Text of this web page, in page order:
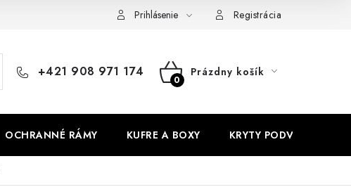
Prihlásenie Registrácia
+421 908 971 174
NÁKUPNÝ
Prázdny košík
OCHRANNÉ RÁMY KUFRE A BOXY KRYTY PODVOZKU